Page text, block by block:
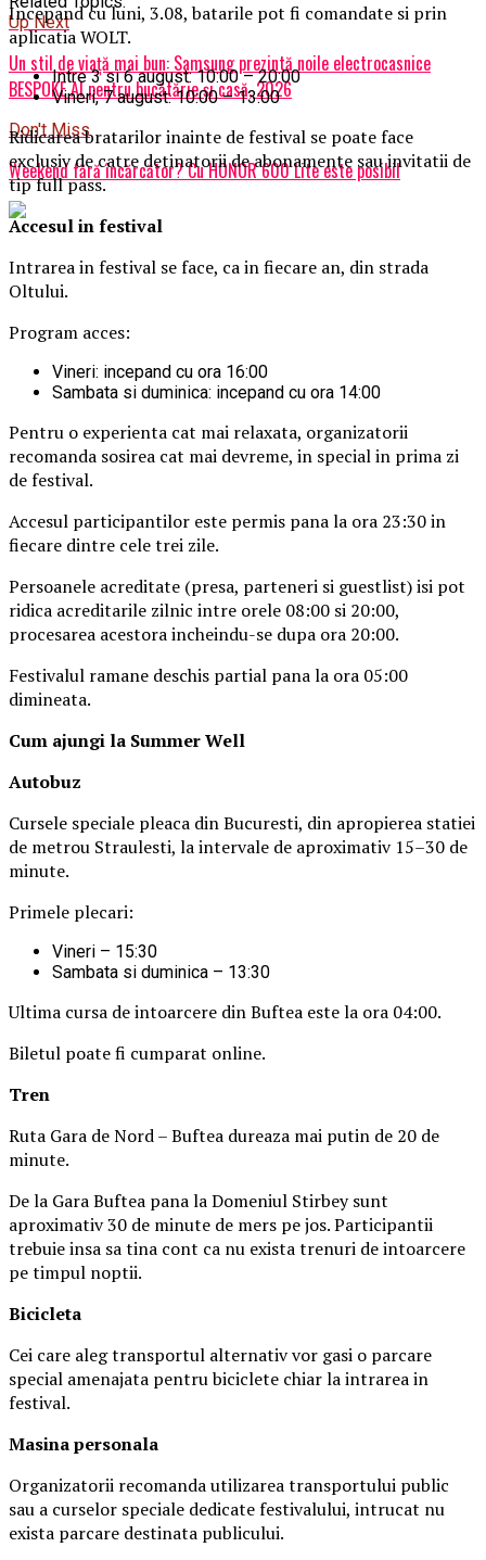
Up Next
Un stil de viață mai bun: Samsung prezintă noile electrocasnice
BESPOKE AI pentru bucătărie și casă, 2026
Don't Miss
Weekend fără încărcător? Cu HONOR 600 Lite este posibil
Incepand cu luni, 3.08, batarile pot fi comandate si prin
aplicatia WOLT.
Intre 3 si 6 august: 10:00 – 20:00
Vineri, 7 august: 10:00 – 13:00
Ridicarea bratarilor inainte de festival se poate face
exclusiv de catre detinatorii de abonamente sau invitatii de
tip full pass.
Accesul in festival
Intrarea in festival se face, ca in fiecare an, din strada
Oltului.
Program acces:
Vineri: incepand cu ora 16:00
Sambata si duminica: incepand cu ora 14:00
Pentru o experienta cat mai relaxata, organizatorii
recomanda sosirea cat mai devreme, in special in prima zi
de festival.
Accesul participantilor este permis pana la ora 23:30 in
fiecare dintre cele trei zile.
Persoanele acreditate (presa, parteneri si guestlist) isi pot
ridica acreditarile zilnic intre orele 08:00 si 20:00,
procesarea acestora incheindu-se dupa ora 20:00.
Festivalul ramane deschis partial pana la ora 05:00
dimineata.
Cum ajungi la Summer Well
Autobuz
Cursele speciale pleaca din Bucuresti, din apropierea statiei
de metrou Straulesti, la intervale de aproximativ 15–30 de
minute.
Primele plecari:
Vineri – 15:30
Sambata si duminica – 13:30
Ultima cursa de intoarcere din Buftea este la ora 04:00.
Biletul poate fi cumparat online.
Tren
Ruta Gara de Nord – Buftea dureaza mai putin de 20 de
minute.
De la Gara Buftea pana la Domeniul Stirbey sunt
aproximativ 30 de minute de mers pe jos. Participantii
trebuie insa sa tina cont ca nu exista trenuri de intoarcere
pe timpul noptii.
Bicicleta
Cei care aleg transportul alternativ vor gasi o parcare
special amenajata pentru biciclete chiar la intrarea in
festival.
Masinapersonala
Organizatorii recomanda utilizarea transportului public
sau a curselor speciale dedicate festivalului, intrucat nu
exista parcare destinata publicului.